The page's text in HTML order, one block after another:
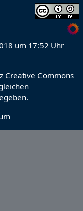
um 17:52 Uhr
Creative Commons